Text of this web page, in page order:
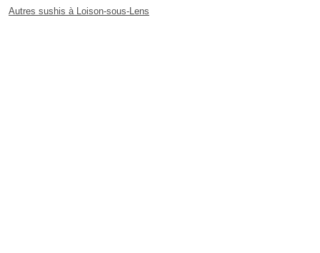
Autres sushis à Loison-sous-Lens